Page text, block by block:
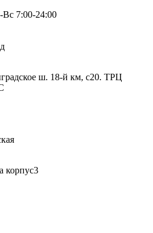
7:00-24:00
ш. 18-й км, с20. ТРЦ
корпус3